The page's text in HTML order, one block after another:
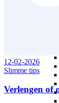
12-02-2026
Slimme tips
Verlengen of